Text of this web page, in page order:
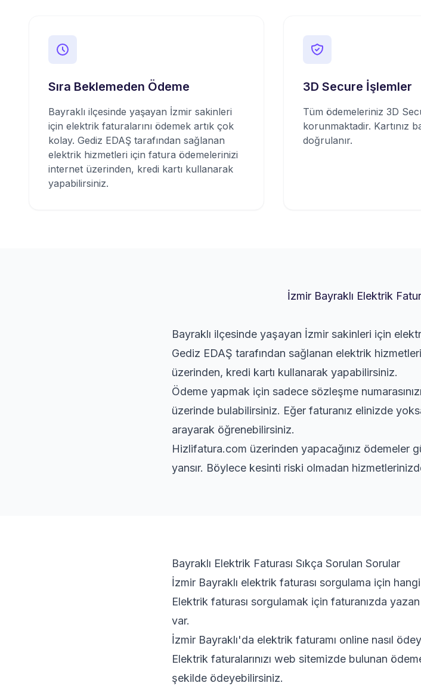
Sıra Beklemeden Ödeme
Bayraklı ilçesinde yaşayan İzmir sakinleri
için elektrik faturalarını ödemek artık çok
kolay. Gediz EDAŞ tarafından sağlanan
elektrik hizmetleri için fatura ödemelerinizi
internet üzerinden, kredi kartı kullanarak
yapabilirsiniz.
3D Secure İşlemler
Tüm ödemeleriniz 3D
korunmaktadir. Kartınız
doğrulanır.
İzmir Bayraklı Elektrik
Bayraklı ilçesinde yaşayan İzmir sakinleri için
Gediz EDAŞ tarafından sağlanan elektrik
üzerinden, kredi kartı kullanarak yapabilirsiniz.
Ödeme yapmak için sadece sözleşme
üzerinde bulabilirsiniz. Eğer faturanız elinizde
arayarak öğrenebilirsiniz.
Hizlifatura.com üzerinden yapacağınız ödemeler
yansır. Böylece kesinti riski olmadan
Bayraklı Elektrik Faturası Sıkça Sorulan Sorular
İzmir Bayraklı elektrik faturası sorgulama için
Elektrik faturası sorgulamak için faturanızda
var.
İzmir Bayraklı'da elektrik faturamı online nasıl
Elektrik faturalarınızı web sitemizde bulunan
şekilde ödeyebilirsiniz.